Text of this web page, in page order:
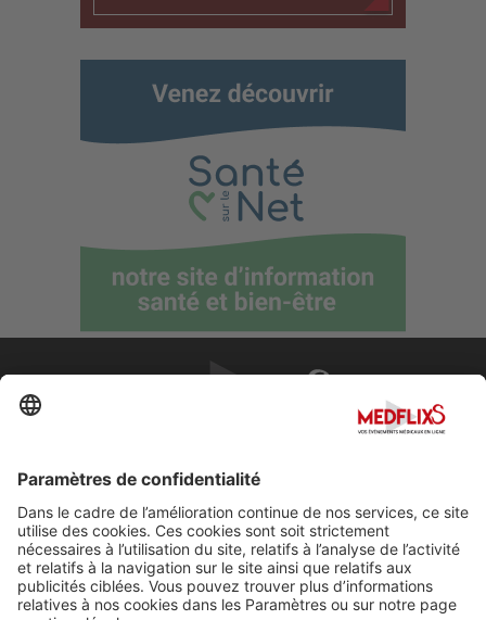
À propos de MedflixS®
Aide
Contact
Mentions légales